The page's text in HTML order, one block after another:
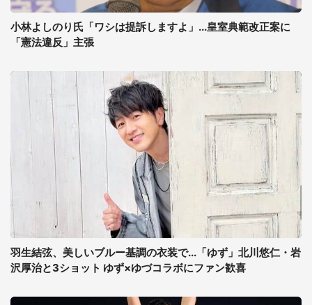
小林よしのり氏「ワシは提訴しますよ」...皇室典範改正案に
「憲法違反」主張
羽生結弦、美しいブルー基調の衣装で...「ゆず」北川悠仁・岩
沢厚治と3ショット ゆず×ゆづコラボにファン歓喜